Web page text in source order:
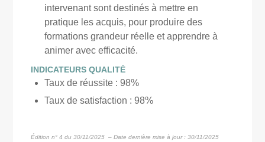
intervenant sont destinés à mettre en
pratique les acquis, pour produire des
formations grandeur réelle et apprendre à
animer avec efficacité.
INDICATEURS QUALITÉ
Taux de réussite : 98%
Taux de satisfaction : 98%
Édition n° 4 du 30/11/2025 – Date dernière mise à jour : 30/11/2025